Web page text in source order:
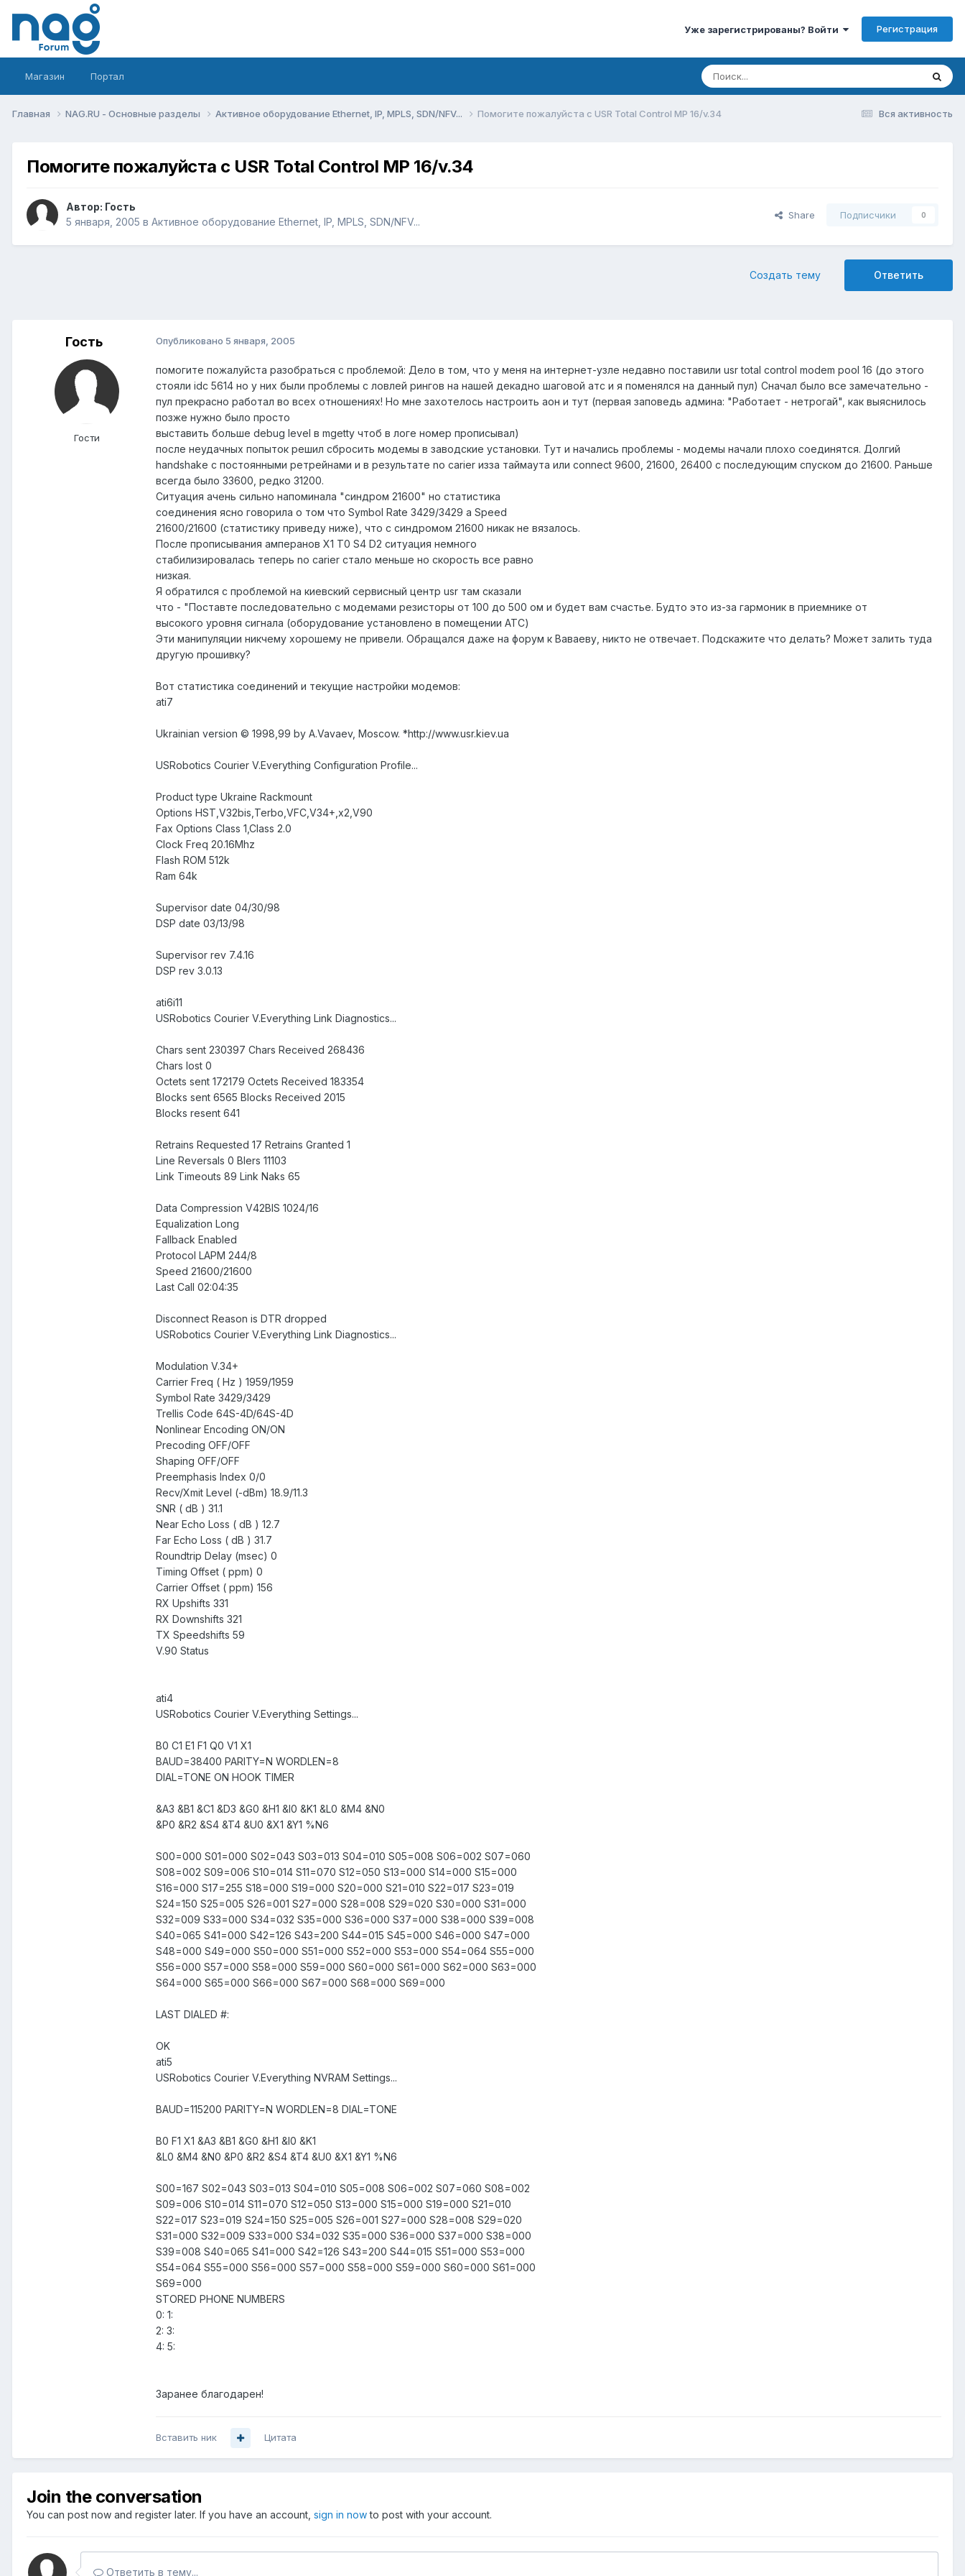
Уже зарегистрированы? Войти Регистрация
Магазин Портал
Вся активность
Главная NAG.RU - Основные разделы Активное оборудование Ethernet, IP, MPLS, SDN/NFV... Помогите пожалуйста с USR Total Control MP 16/v.34
Помогите пожалуйста с USR Total Control MP 16/v.34
Автор: Гость
5 января, 2005 в Активное оборудование Ethernet, IP, MPLS, SDN/NFV...
Share Подписчики 0
Ответить
Создать тему
Гость
Гости
Опубликовано 5 января, 2005
помогите пожалуйста разобраться с проблемой: Дело в том, что у меня на интернет-узле недавно поставили usr total control modem pool 16 (до этого
стояли idc 5614 но у них были проблемы с ловлей рингов на нашей декадно шаговой атс и я поменялся на данный пул) Сначал было все замечательно -
пул прекрасно работал во всех отношениях! Но мне захотелось настроить аон и тут (первая заповедь админа: "Работает - нетрогай", как выяснилось
позже нужно было просто
выставить больше debug level в mgetty чтоб в логе номер прописывал)
после неудачных попыток решил сбросить модемы в заводские установки. Тут и начались проблемы - модемы начали плохо соединятся. Долгий
handshake с постоянными ретрейнами и в результате no carier изза таймаута или connect 9600, 21600, 26400 с последующим спуском до 21600. Раньше
всегда было 33600, редко 31200.
Ситуация ачень сильно напоминала "синдром 21600" но статистика
соединения ясно говорила о том что Symbol Rate 3429/3429 а Speed
21600/21600 (статистику приведу ниже), что с синдромом 21600 никак не вязалoсь.
После прописывания амперанов X1 T0 S4 D2 ситуация немного
стабилизировалась теперь no carier стало меньше но скорость все равно
низкая.
Я обратился с проблемой на киевский сервисный центр usr там сказали
что - "Поставте последовательно с модемами резисторы от 100 до 500 ом и будет вам счастье. Будто это из-за гармоник в приемнике от
высокого уровня сигнала (оборудование установлено в помещении АТС)
Эти манипуляции никчему хорошему не привели. Обращался даже на форум к Ваваеву, никто не отвечает. Подскажите что делать? Может залить туда
другую прошивку?
Вот статистика соединений и текущие настройки модемов:
аti7
Ukrainian version © 1998,99 by A.Vavaev, Moscow. *http://www.usr.kiev.ua
USRobotics Courier V.Everything Configuration Profile...
Product type Ukraine Rackmount
Options HST,V32bis,Terbo,VFC,V34+,x2,V90
Fax Options Class 1,Class 2.0
Clock Freq 20.16Mhz
Flash ROM 512k
Ram 64k
Supervisor date 04/30/98
DSP date 03/13/98
Supervisor rev 7.4.16
DSP rev 3.0.13
ati6i11
USRobotics Courier V.Everything Link Diagnostics...
Chars sent 230397 Chars Received 268436
Chars lost 0
Octets sent 172179 Octets Received 183354
Blocks sent 6565 Blocks Received 2015
Blocks resent 641
Retrains Requested 17 Retrains Granted 1
Line Reversals 0 Blers 11103
Link Timeouts 89 Link Naks 65
Data Compression V42BIS 1024/16
Equalization Long
Fallback Enabled
Protocol LAPM 244/8
Speed 21600/21600
Last Call 02:04:35
Disconnect Reason is DTR dropped
USRobotics Courier V.Everything Link Diagnostics...
Modulation V.34+
Carrier Freq ( Hz ) 1959/1959
Symbol Rate 3429/3429
Trellis Code 64S-4D/64S-4D
Nonlinear Encoding ON/ON
Precoding OFF/OFF
Shaping OFF/OFF
Preemphasis Index 0/0
Recv/Xmit Level (-dBm) 18.9/11.3
SNR ( dB ) 31.1
Near Echo Loss ( dB ) 12.7
Far Echo Loss ( dB ) 31.7
Roundtrip Delay (msec) 0
Timing Offset ( ppm) 0
Carrier Offset ( ppm) 156
RX Upshifts 331
RX Downshifts 321
TX Speedshifts 59
V.90 Status
ati4
USRobotics Courier V.Everything Settings...
B0 C1 E1 F1 Q0 V1 X1
BAUD=38400 PARITY=N WORDLEN=8
DIAL=TONE ON HOOK TIMER
&A3 &B1 &C1 &D3 &G0 &H1 &I0 &K1 &L0 &M4 &N0
&P0 &R2 &S4 &T4 &U0 &X1 &Y1 %N6
S00=000 S01=000 S02=043 S03=013 S04=010 S05=008 S06=002 S07=060
S08=002 S09=006 S10=014 S11=070 S12=050 S13=000 S14=000 S15=000
S16=000 S17=255 S18=000 S19=000 S20=000 S21=010 S22=017 S23=019
S24=150 S25=005 S26=001 S27=000 S28=008 S29=020 S30=000 S31=000
S32=009 S33=000 S34=032 S35=000 S36=000 S37=000 S38=000 S39=008
S40=065 S41=000 S42=126 S43=200 S44=015 S45=000 S46=000 S47=000
S48=000 S49=000 S50=000 S51=000 S52=000 S53=000 S54=064 S55=000
S56=000 S57=000 S58=000 S59=000 S60=000 S61=000 S62=000 S63=000
S64=000 S65=000 S66=000 S67=000 S68=000 S69=000
LAST DIALED #:
OK
ati5
USRobotics Courier V.Everything NVRAM Settings...
BAUD=115200 PARITY=N WORDLEN=8 DIAL=TONE
B0 F1 X1 &A3 &B1 &G0 &H1 &I0 &K1
&L0 &M4 &N0 &P0 &R2 &S4 &T4 &U0 &X1 &Y1 %N6
S00=167 S02=043 S03=013 S04=010 S05=008 S06=002 S07=060 S08=002
S09=006 S10=014 S11=070 S12=050 S13=000 S15=000 S19=000 S21=010
S22=017 S23=019 S24=150 S25=005 S26=001 S27=000 S28=008 S29=020
S31=000 S32=009 S33=000 S34=032 S35=000 S36=000 S37=000 S38=000
S39=008 S40=065 S41=000 S42=126 S43=200 S44=015 S51=000 S53=000
S54=064 S55=000 S56=000 S57=000 S58=000 S59=000 S60=000 S61=000
S69=000
STORED PHONE NUMBERS
0: 1:
2: 3:
4: 5:
Заранее благодарен!
Вставить ник Цитата
Join the conversation
You can post now and register later. If you have an account, sign in nowto post with your account.
Ответить в тему...